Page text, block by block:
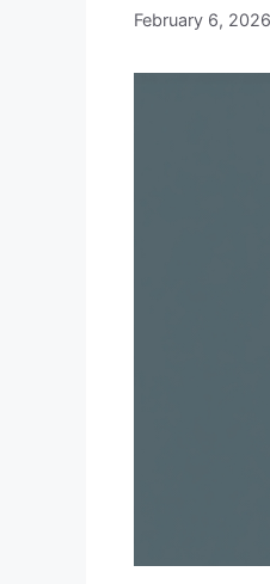
February 6, 2026